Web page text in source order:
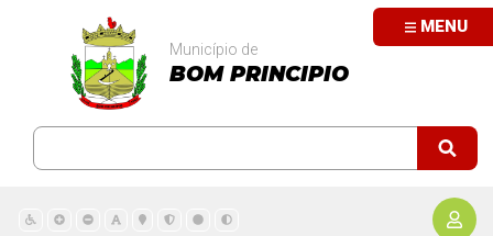
MENU
Município de
BOM PRINCIPIO